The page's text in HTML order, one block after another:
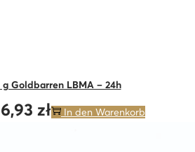
g Goldbarren LBMA – 24h
zł In den Warenkorb